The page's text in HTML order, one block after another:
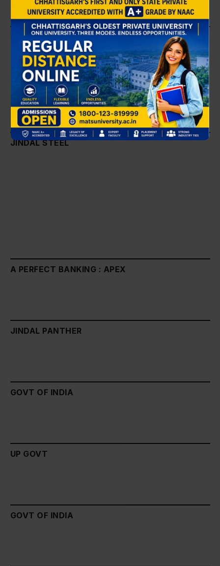
WORLD ENVIRONMENT DAY WITH NTPC
×
JINDAL STEEL
A PERFECT BANKING : APEX
JINDAL PANTHER
GOVT OF INDIA
UP GOVT
GOVT OF INDIA